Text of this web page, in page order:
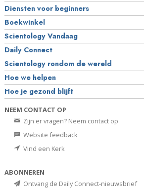
Diensten voor beginners
Boekwinkel
Scientology Vandaag
Daily Connect
Scientology rondom de wereld
Hoe we helpen
Hoe je gezond blijft
NEEM CONTACT OP
Zijn er vragen? Neem contact op
Website feedback
Vind een Kerk
ABONNEREN
Ontvang de Daily Connect-nieuwsbrief